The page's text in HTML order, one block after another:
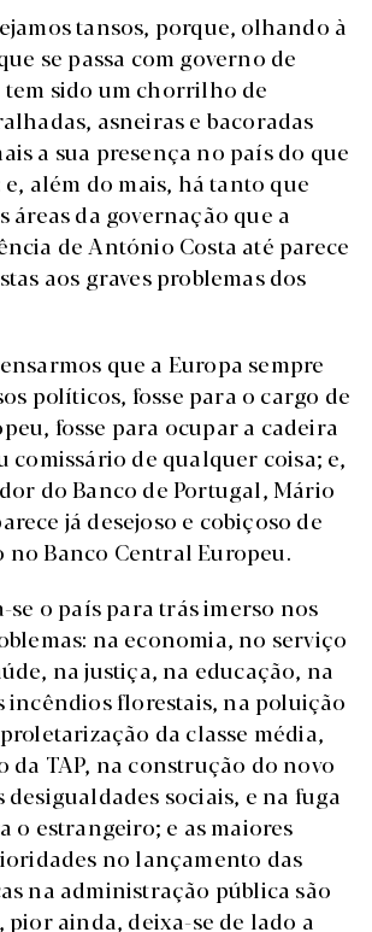
tansos, porque, olhando à
se passa com governo de
sido um chorrilho de
asneiras e bacoradas
a sua presença no país do que
além do mais, há tanto que
áreas da governação que a
de António Costa até parece
aos graves problemas dos
que a Europa sempre
políticos, fosse para o cargo de
fosse para ocupar a cadeira
comissário de qualquer coisa; e,
do Banco de Portugal, Mário
já desejoso e cobiçoso de
Banco Central Europeu.
se o país para trás imerso nos
na economia, no serviço
na justiça, na educação, na
incêndios florestais, na poluição
da classe média,
da TAP, na construção do novo
sociais, e na fuga
o estrangeiro; e as maiores
no lançamento das
na administração pública são
pior ainda, deixa-se de lado a